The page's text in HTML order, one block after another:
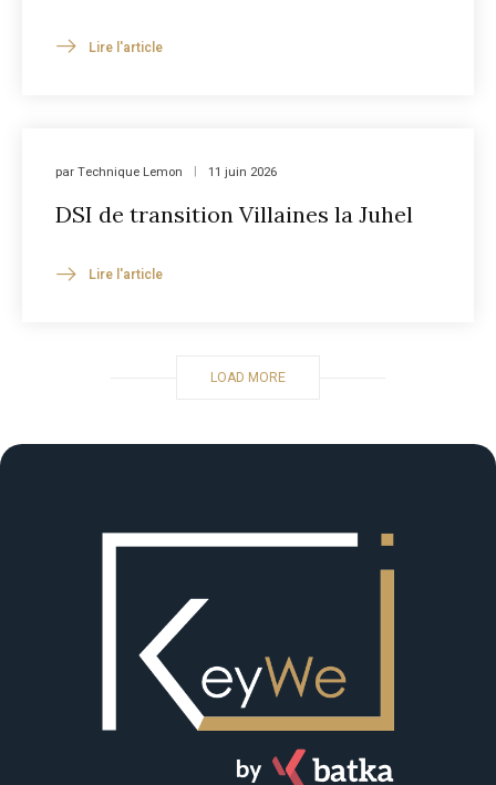
Lire l'article
parTechnique Lemon 11 juin 2026
DSI de transition Villaines la Juhel
Lire l'article
LOAD MORE